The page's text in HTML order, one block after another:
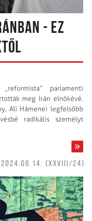
- EZ
parlamenti
meg Irán elnökévé.
Ali Hámenei legfelsőbb
radikális személyt
2024.06.14. (XXVIII/24)